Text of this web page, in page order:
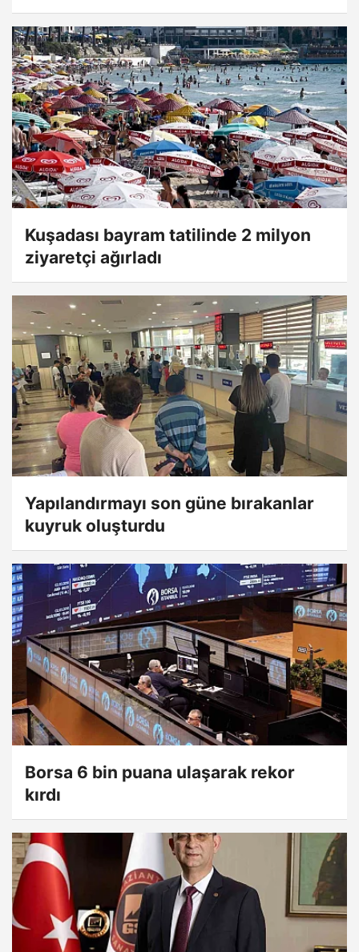
Kuşadası bayram tatilinde 2 milyon
ziyaretçi ağırladı
Yapılandırmayı son güne bırakanlar
kuyruk oluşturdu
Borsa 6 bin puana ulaşarak rekor
kırdı